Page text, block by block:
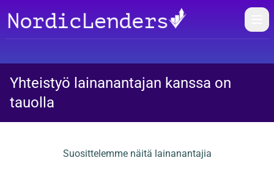
Yhteistyö lainanantajan kanssa on
tauolla
Suosittelemme näitä lainanantajia